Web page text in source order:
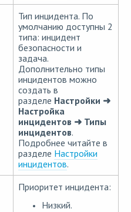
Тип инцидента. По
умолчанию доступны 2
типа: инцидент
безопасности и
задача.
Дополнительно типы
инцидентов можно
создать в
разделе Настройки ➜
Настройка
инцидентов ➜ Типы
инцидентов.
Подробнее читайте в
разделе Настройки
инцидентов.
Приоритет инцидента:
Низкий.